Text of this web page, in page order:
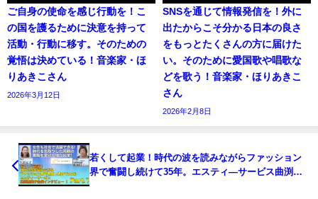
ご自身の使命を感じ行動を！こ
の国を護るために決意を持って
活動・行動に移す。そのための
覚悟は決めている！音楽家・ほ
りあきこさん
2026年3月12日
SNSを通じて情報発信を！外に
出たからこそ分かる日本の良さ
をもっとたくさんの方に届けた
い。そのために愛国歌や唱歌な
どを歌う！音楽家・ほりあきこ
さん
2026年2月8日
若くして起業！時代の波を読みながらファッション
界で奮闘し続けて35年。エスティ―サービス曲渕恵